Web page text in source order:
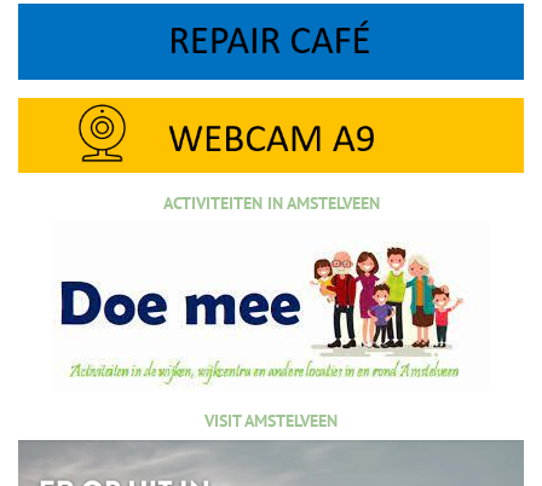
ACTIVITEITEN IN AMSTELVEEN
VISIT AMSTELVEEN